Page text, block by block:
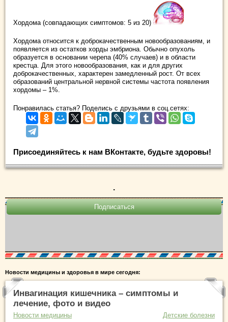
Хордома (совпадающих симптомов: 5 из 20)
Хордома относится к доброкачественным новообразованиям, и
появляется из остатков хорды эмбриона. Обычно опухоль
образуется в основании черепа (40% случаев) и в области
крестца. Для этого новообразования, как и для других
доброкачественных, характерен замедленный рост. От всех
образований центральной нервной системы частота появления
хордомы – 1%.
Понравилась статья? Поделись с друзьями в соц.сетях:
Присоединяйтесь к нам ВКонтакте, будьте здоровы!
.
Новости медицины и здоровья в мире сегодня:
Инвагинация кишечника – симптомы и
лечение, фото и видео
Новости медицины Детские болезни